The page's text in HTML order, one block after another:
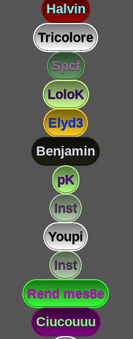
Halvin
Tricolore
Spcf
LoloK
Elyd3
Benjamin
pK
Inst
Youpi
Inst
Rend mes8e
Ciucouuu